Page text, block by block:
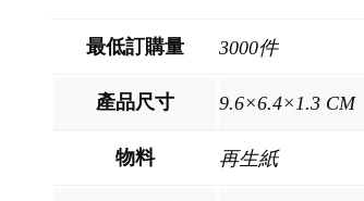
最低訂購量 3000件
產品尺寸 9.6×6.4×1.3 CM
物料 再生紙